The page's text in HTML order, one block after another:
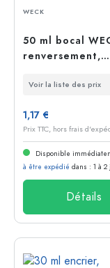
WECK
50 ml bocal
renversement,
Voir la liste des prix
1,17 €
Prix TTC, hors frais
Disponible
à être expédié dans : 1 à 2
Détails